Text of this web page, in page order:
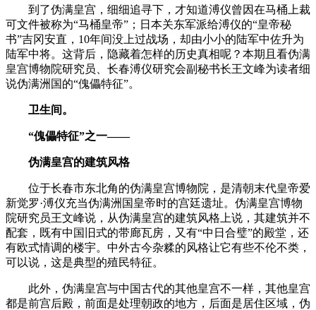
到了伪满皇宫，细细追寻下，才知道溥仪曾因在马桶上裁
可文件被称为“马桶皇帝”；日本关东军派给溥仪的“皇帝秘
书”吉冈安直，10年间没上过战场，却由小小的陆军中佐升为
陆军中将。这背后，隐藏着怎样的历史真相呢？本期且看伪满
皇宫博物院研究员、长春溥仪研究会副秘书长王文峰为读者细
说伪满洲国的“傀儡特征”。
卫生间。
“傀儡特征”之一——
伪满皇宫的建筑风格
位于长春市东北角的伪满皇宫博物院，是清朝末代皇帝爱
新觉罗·溥仪充当伪满洲国皇帝时的宫廷遗址。伪满皇宫博物
院研究员王文峰说，从伪满皇宫的建筑风格上说，其建筑并不
配套，既有中国旧式的带廊瓦房，又有“中日合璧”的殿堂，还
有欧式情调的楼宇。中外古今杂糅的风格让它有些不伦不类，
可以说，这是典型的殖民特征。
此外，伪满皇宫与中国古代的其他皇宫不一样，其他皇宫
都是前宫后殿，前面是处理朝政的地方，后面是居住区域，伪